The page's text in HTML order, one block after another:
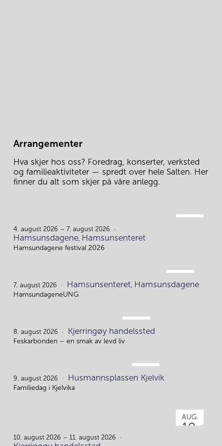
Arrangementer
Hva skjer hos oss? Foredrag, konserter, verksted
og familieaktiviteter — spredt over hele Salten. Her
finner du alt som skjer på våre anlegg.
4. august 2026 – 7. august 2026
Hamsunsdagene, Hamsunsenteret
Hamsundagene festival 2026
7.
7. august 2026 Hamsunsenteret, Hamsunsdagene
HamsundageneUNG
8.
8. august 2026 Kjerringøy handelssted
Feskarbonden – en smak av levd liv
9.
9. august 2026 Husmannsplassen Kjelvik
Familiedag i Kjelvika
AUG.
10.
10. august 2026 – 11. august 2026